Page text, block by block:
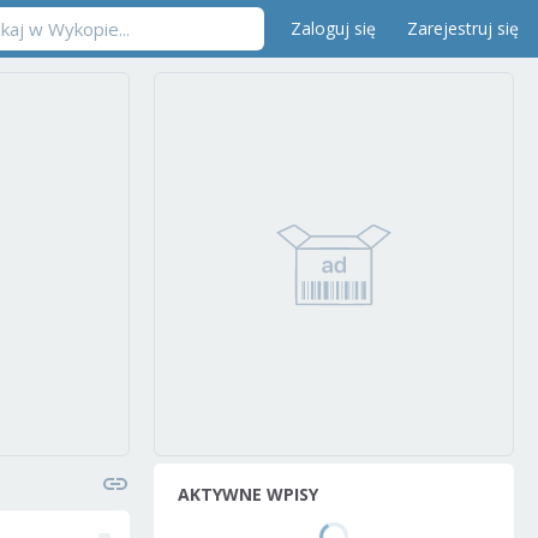
Zaloguj się Zarejestruj się
AKTYWNE WPISY